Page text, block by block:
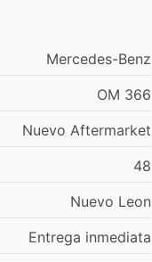
Mercedes-Benz
OM 366
Nuevo Aftermarket
48
Nuevo Leon
Entrega inmediata